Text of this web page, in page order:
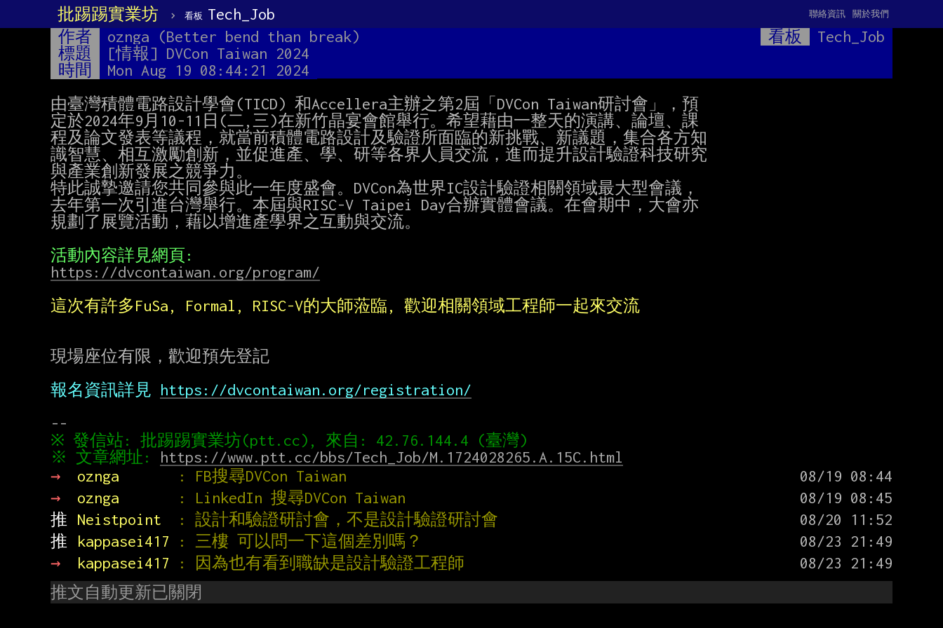
批踢踢實業坊 › 看板 Tech_Job 關於我們
聯絡資訊
作者 oznga (Better bend than break) 看板
Tech_Job
標題
[情報] DVCon Taiwan 2024
時間
Mon Aug 19 08:44:21 2024
由臺灣積體電路設計學會(TICD) 和Accellera主辦之第2屆「DVCon Taiwan研討會」，預
定於2024年9月10-11日(二,三)在新竹晶宴會館舉行。希望藉由一整天的演講、論壇、課
程及論文發表等議程，就當前積體電路設計及驗證所面臨的新挑戰、新議題，集合各方知
識智慧、相互激勵創新，並促進產、學、研等各界人員交流，進而提升設計驗證科技研究
與產業創新發展之競爭力。
特此誠摯邀請您共同參與此一年度盛會。DVCon為世界IC設計驗證相關領域最大型會議，
去年第一次引進台灣舉行。本屆與RISC-V Taipei Day合辦實體會議。在會期中，大會亦
規劃了展覽活動，藉以增進產學界之互動與交流。
https://dvcontaiwan.org/program/
這次有許多FuSa, Formal, RISC-V的大師蒞臨, 歡迎相關領域工程師一起來交流
現場座位有限，歡迎預先登記
報名資訊詳見 https://dvcontaiwan.org/registration/
※ 文章網址: https://www.ptt.cc/bbs/Tech_Job/M.1724028265.A.15C.html
→
oznga : FB搜尋DVCon Taiwan
→
oznga : LinkedIn 搜尋DVCon Taiwan
推
Neistpoint : 設計和驗證研討會，不是設計驗證研討會
推
kappasei417 : 三樓 可以問一下這個差別嗎？
→
kappasei417 : 因為也有看到職缺是設計驗證工程師
推文自動更新已關閉